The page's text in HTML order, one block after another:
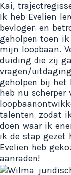
Kai,
Ik heb Evelien
bevlogen en
geholpen toen
mijn loopbaan.
duiding die zij
vragen/
geholpen bij het
heb nu scherper
talenten, zodat
doen waar ik
ik de stap gezet
Evelien heb
aanraden!